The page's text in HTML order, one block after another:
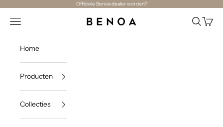
Officiele Benoa dealer worden?
Benoa
Navigatiemenu openen Zoeken
Home
Producten
Collecties